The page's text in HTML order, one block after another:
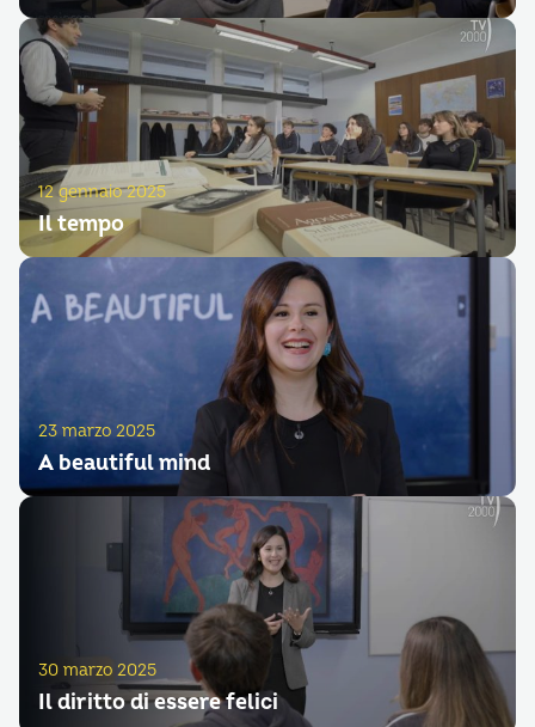
12 gennaio 2025
Il tempo
23 marzo 2025
A beautiful mind
30 marzo 2025
Il diritto di essere felici